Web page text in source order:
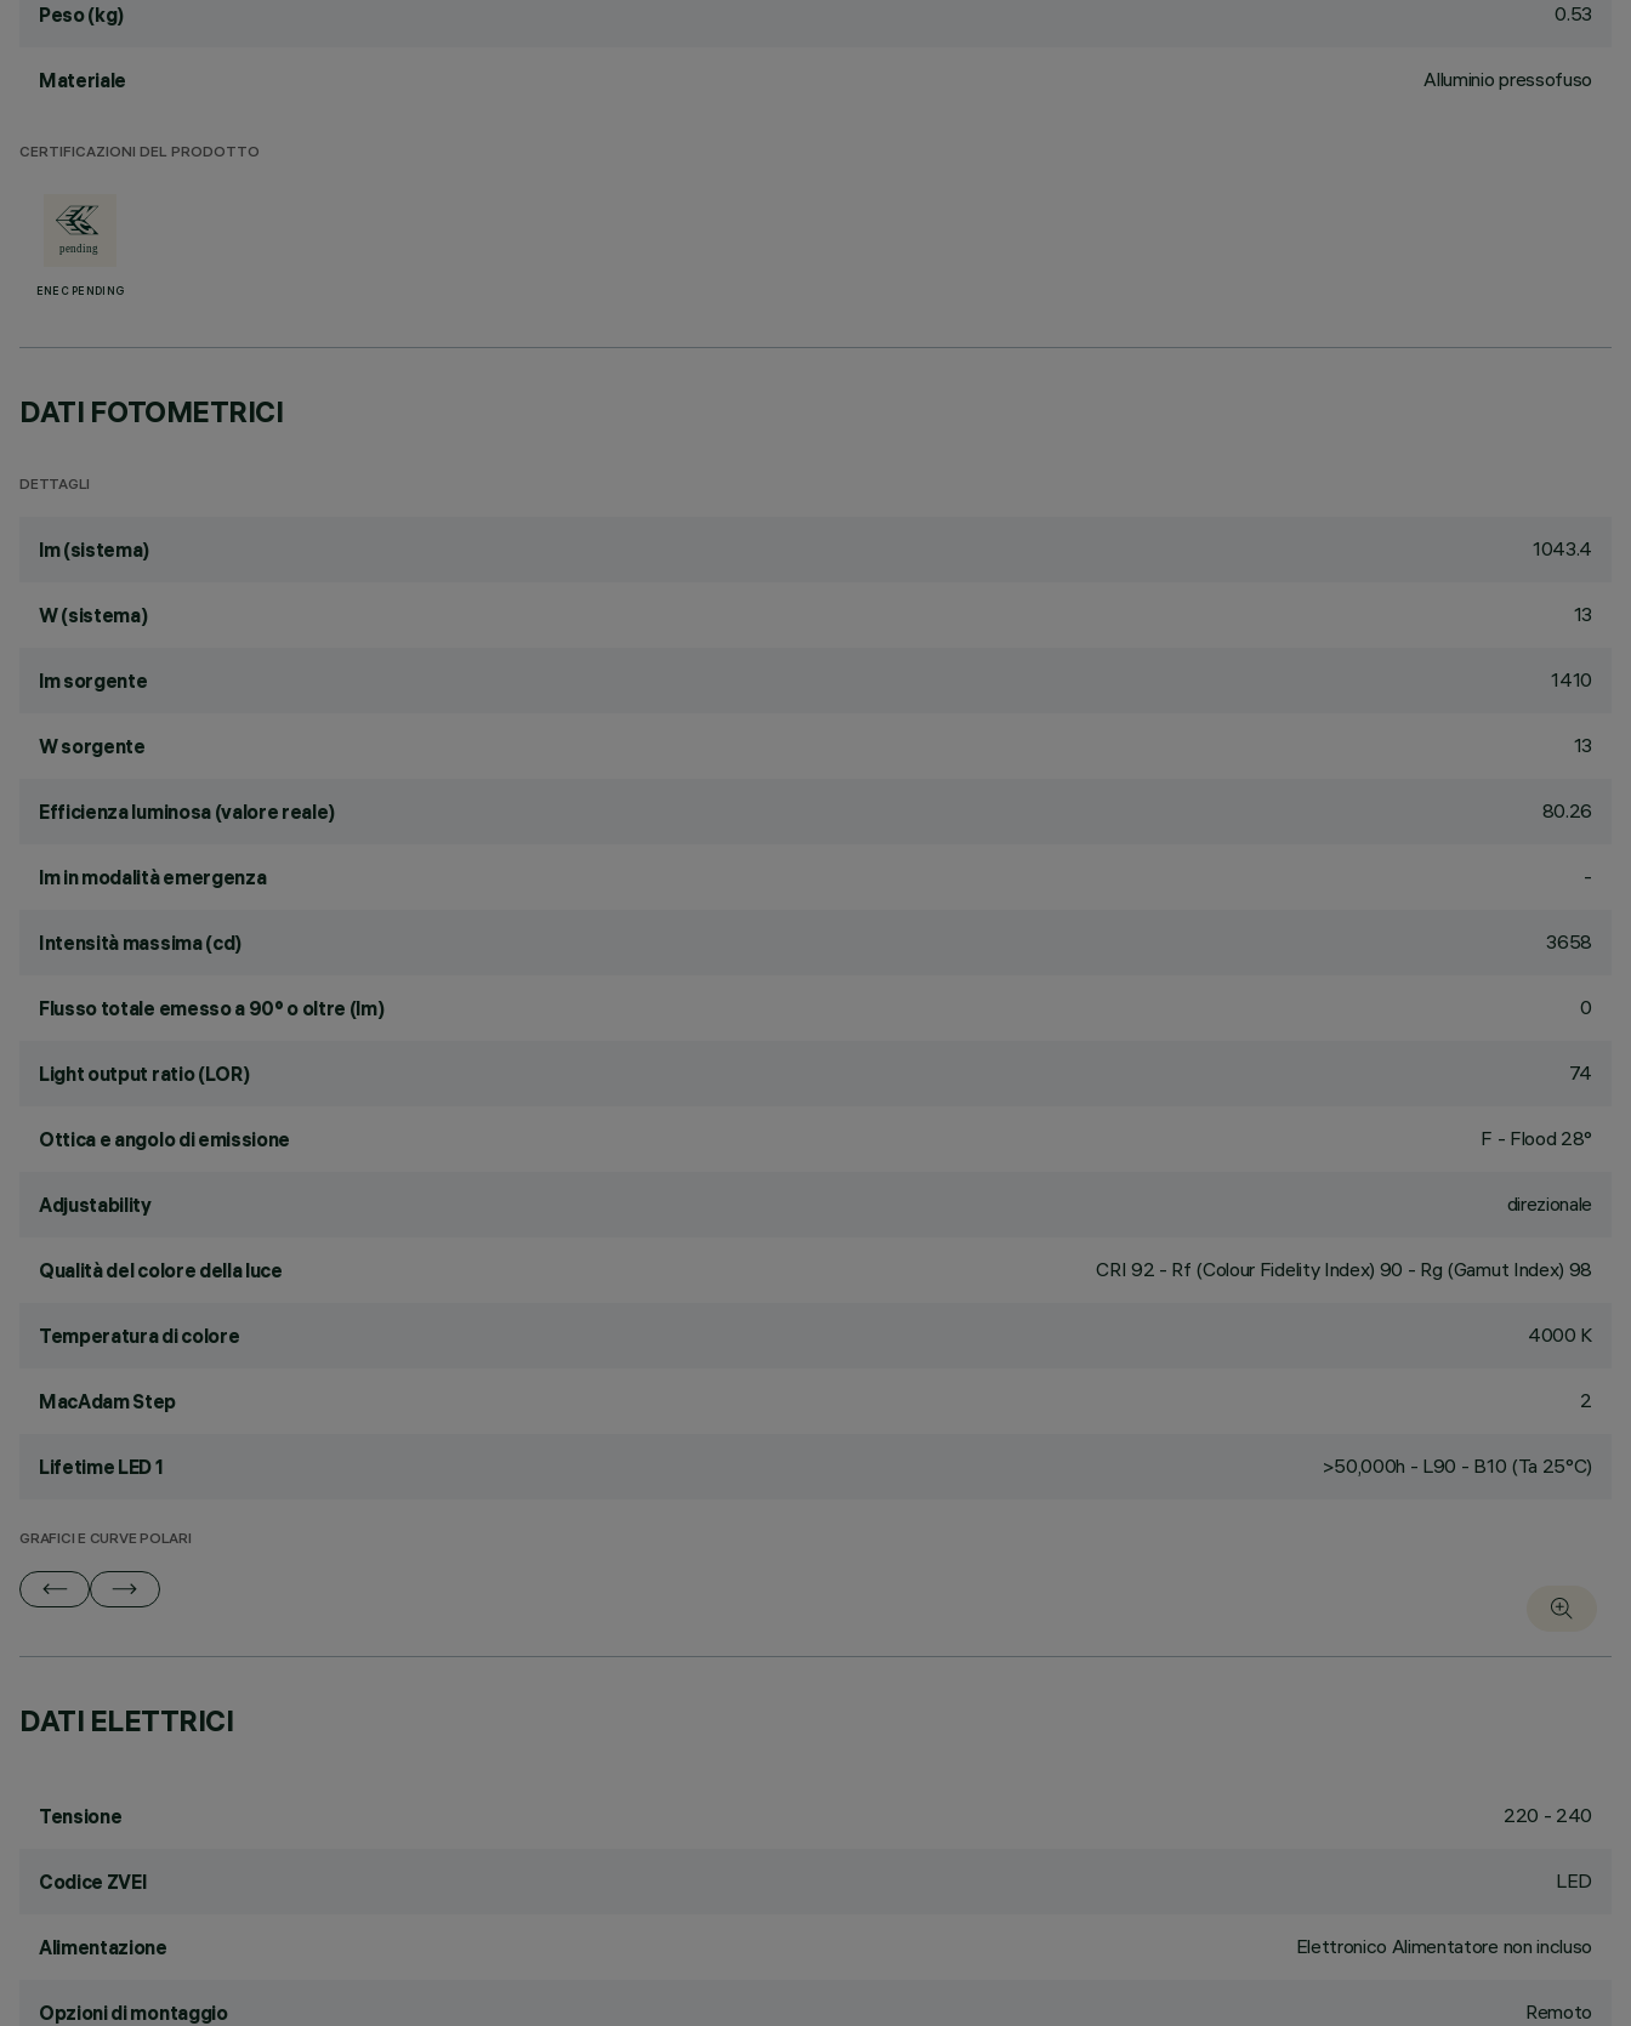
Peso (kg) 0.53
Materiale Alluminio pressofuso
CERTIFICAZIONI DEL PRODOTTO
ENEC PENDING
DATI FOTOMETRICI
DETTAGLI
lm (sistema) 1043.4
W (sistema) 13
lm sorgente 1410
W sorgente 13
Efficienza luminosa (valore reale) 80.26
lm in modalità emergenza -
Intensità massima (cd) 3658
Flusso totale emesso a 90° o oltre (lm) 0
Light output ratio (LOR) 74
Ottica e angolo di emissione F - Flood 28°
Adjustability direzionale
Qualità del colore della luce CRI 92 - Rf (Colour Fidelity Index) 90 - Rg (Gamut Index) 98
Temperatura di colore 4000 K
MacAdam Step 2
Lifetime LED 1 >50,000h - L90 - B10 (Ta 25°C)
GRAFICI E CURVE POLARI
DATI ELETTRICI
Tensione 220 - 240
Codice ZVEI LED
Alimentazione Elettronico Alimentatore non incluso
Opzioni di montaggio Remoto